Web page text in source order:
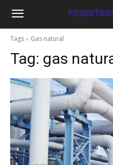
Tags Gas natural
Tag: gas